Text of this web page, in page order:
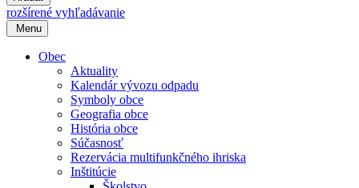
rozšírené vyhľadávanie
Menu
Obec
Aktuality
Kalendár vývozu odpadu
Symboly obce
Geografia obce
História obce
Súčasnosť
Rezervácia multifunkčného ihriska
Inštitúcie